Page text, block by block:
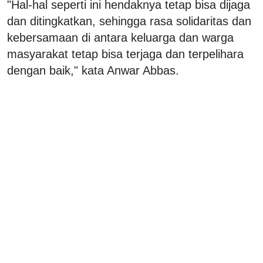
"Hal-hal seperti ini hendaknya tetap bisa dijaga
dan ditingkatkan, sehingga rasa solidaritas dan
kebersamaan di antara keluarga dan warga
masyarakat tetap bisa terjaga dan terpelihara
dengan baik," kata Anwar Abbas.